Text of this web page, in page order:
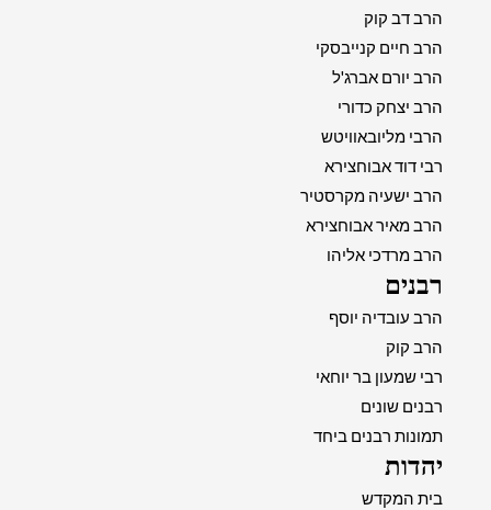
הרב דב קוק
הרב חיים קנייבסקי
הרב יורם אברג'ל
הרב יצחק כדורי
הרבי מליובאוויטש
רבי דוד אבוחצירא
הרב ישעיה מקרסטיר
הרב מאיר אבוחצירא
הרב מרדכי אליהו
רבנים
הרב עובדיה יוסף
הרב קוק
רבי שמעון בר יוחאי
רבנים שונים
תמונות רבנים ביחד
יהדות
בית המקדש